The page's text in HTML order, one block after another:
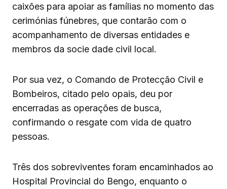
caixões para apoiar as famílias no momento das
cerimónias fúnebres, que contarão com o
acompanhamento de diversas entidades e
membros da socie dade civil local.
Por sua vez, o Comando de Protecção Civil e
Bombeiros, citado pelo opais, deu por
encerradas as operações de busca,
confirmando o resgate com vida de quatro
pessoas.
Três dos sobreviventes foram encaminhados ao
Hospital Provincial do Bengo, enquanto o